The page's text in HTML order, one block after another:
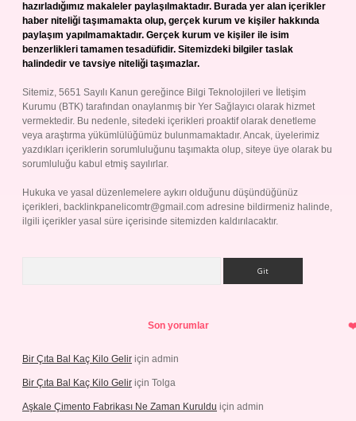
hazırladığımız makaleler paylaşılmaktadır. Burada yer alan içerikler
haber niteliği taşımamakta olup, gerçek kurum ve kişiler hakkında
paylaşım yapılmamaktadır. Gerçek kurum ve kişiler ile isim
benzerlikleri tamamen tesadüfidir. Sitemizdeki bilgiler taslak
halindedir ve tavsiye niteliği taşımazlar.
Sitemiz, 5651 Sayılı Kanun gereğince Bilgi Teknolojileri ve İletişim
Kurumu (BTK) tarafından onaylanmış bir Yer Sağlayıcı olarak hizmet
vermektedir. Bu nedenle, sitedeki içerikleri proaktif olarak denetleme
veya araştırma yükümlülüğümüz bulunmamaktadır. Ancak, üyelerimiz
yazdıkları içeriklerin sorumluluğunu taşımakta olup, siteye üye olarak bu
sorumluluğu kabul etmiş sayılırlar.
Hukuka ve yasal düzenlemelere aykırı olduğunu düşündüğünüz
içerikleri, backlinkpanelicomtr@gmail.com adresine bildirmeniz halinde,
ilgili içerikler yasal süre içerisinde sitemizden kaldırılacaktır.
Son yorumlar
Bir Çıta Bal Kaç Kilo Gelir için admin
Bir Çıta Bal Kaç Kilo Gelir için Tolga
Aşkale Çimento Fabrikası Ne Zaman Kuruldu için admin